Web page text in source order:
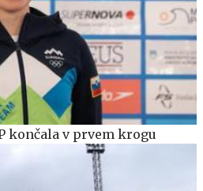
končala v prvem krogu